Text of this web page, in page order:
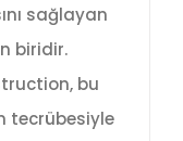
sağlayan
biridir.
bu
tecrübesiyle